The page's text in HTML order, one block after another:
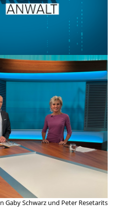
Gaby Schwarz und Peter Resetarits